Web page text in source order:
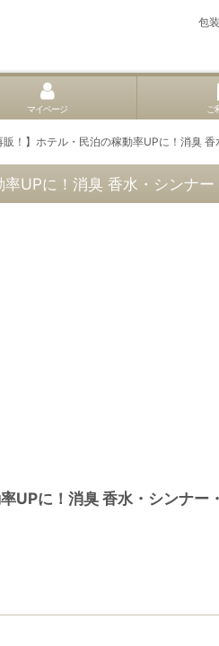
包
マイページ ご
販！】ホテル・民泊の稼動率UPに！消臭
率UPに！消臭 香水・シンナ
UPに！消臭 香水・シンナ